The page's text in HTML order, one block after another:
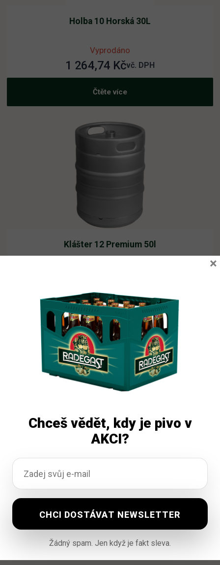
Holba 10 Horská 30L
Vyprodáno
1 264,74 Kčvč. DPH
Čtěte více
Klášter 12 Premium 50l
2 210,62
Čtěte více
Na objednávku
329,57Kčvč. DPH
Přidat do košíku
Chceš vědět, kdy je pivo v
AKCI?
Žádný spam. Jen když je fakt sleva.
×